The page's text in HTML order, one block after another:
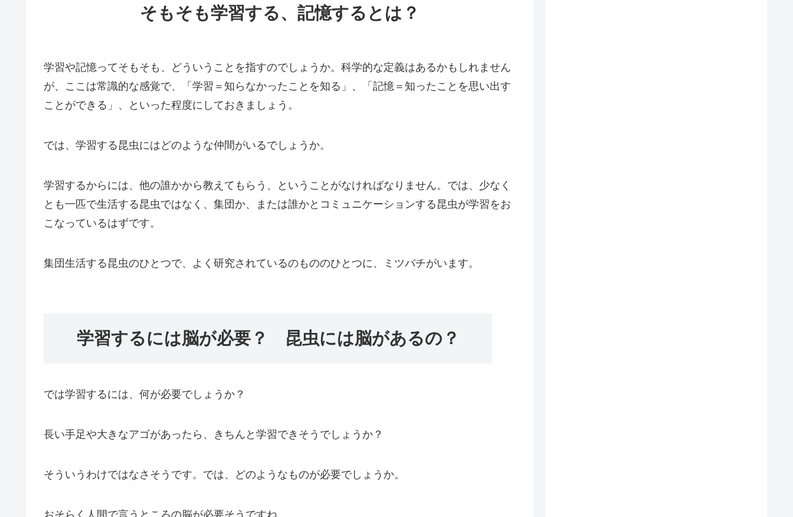
そもそも学習する、記憶するとは？
学習や記憶ってそもそも、どういうことを指すのでしょうか。科学的な定義はあるかもしれません
が、ここは常識的な感覚で、「学習＝知らなかったことを知る」、「記憶＝知ったことを思い出す
ことができる」、といった程度にしておきましょう。
では、学習する昆虫にはどのような仲間がいるでしょうか。
学習するからには、他の誰かから教えてもらう、ということがなければなりません。では、少なく
とも一匹で生活する昆虫ではなく、集団か、または誰かとコミュニケーションする昆虫が学習をお
こなっているはずです。
集団生活する昆虫のひとつで、よく研究されているのもののひとつに、ミツバチがいます。
学習するには脳が必要？ 昆虫には脳があるの？
では学習するには、何が必要でしょうか？
長い手足や大きなアゴがあったら、きちんと学習できそうでしょうか？
そういうわけではなさそうです。では、どのようなものが必要でしょうか。